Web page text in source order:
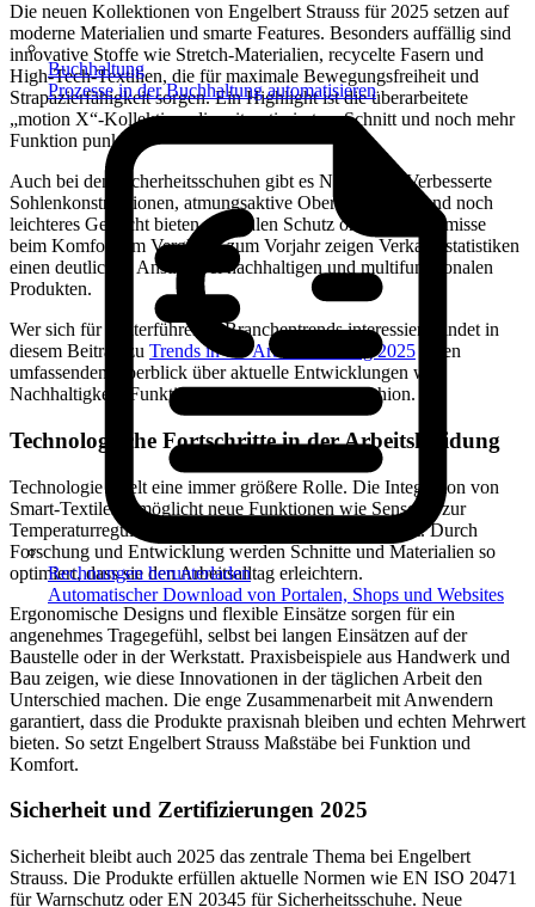
Buchhaltung
Prozesse in der Buchhaltung automatisieren
Rechnungen herunterladen
Automatischer Download von Portalen, Shops und Websites
Die neuen Kollektionen von Engelbert Strauss für 2025 setzen auf
moderne Materialien und smarte Features. Besonders auffällig sind
innovative Stoffe wie Stretch-Materialien, recycelte Fasern und
High-Tech-Textilien, die für maximale Bewegungsfreiheit und
Strapazierfähigkeit sorgen. Ein Highlight ist die überarbeitete
„motion X“-Kollektion, die mit optimiertem Schnitt und noch mehr
Funktion punktet.
Auch bei den Sicherheitsschuhen gibt es Neuheiten: Verbesserte
Sohlenkonstruktionen, atmungsaktive Obermaterialien und noch
leichteres Gewicht bieten optimalen Schutz ohne Kompromisse
beim Komfort. Im Vergleich zum Vorjahr zeigen Verkaufsstatistiken
einen deutlichen Anstieg bei nachhaltigen und multifunktionalen
Produkten.
Wer sich für weiterführende Branchentrends interessiert, findet in
diesem Beitrag zu Trends in der Arbeitskleidung 2025 einen
umfassenden Überblick über aktuelle Entwicklungen wie
Nachhaltigkeit, Funktionalität und Corporate Fashion.
Technologische Fortschritte in der Arbeitskleidung
Technologie spielt eine immer größere Rolle. Die Integration von
Smart-Textiles ermöglicht neue Funktionen wie Sensorik zur
Temperaturregulierung oder Feuchtigkeitsmanagement. Durch
Forschung und Entwicklung werden Schnitte und Materialien so
optimiert, dass sie den Arbeitsalltag erleichtern.
Ergonomische Designs und flexible Einsätze sorgen für ein
angenehmes Tragegefühl, selbst bei langen Einsätzen auf der
Baustelle oder in der Werkstatt. Praxisbeispiele aus Handwerk und
Bau zeigen, wie diese Innovationen in der täglichen Arbeit den
Unterschied machen. Die enge Zusammenarbeit mit Anwendern
garantiert, dass die Produkte praxisnah bleiben und echten Mehrwert
bieten. So setzt Engelbert Strauss Maßstäbe bei Funktion und
Komfort.
Sicherheit und Zertifizierungen 2025
Sicherheit bleibt auch 2025 das zentrale Thema bei Engelbert
Strauss. Die Produkte erfüllen aktuelle Normen wie EN ISO 20471
für Warnschutz oder EN 20345 für Sicherheitsschuhe. Neue